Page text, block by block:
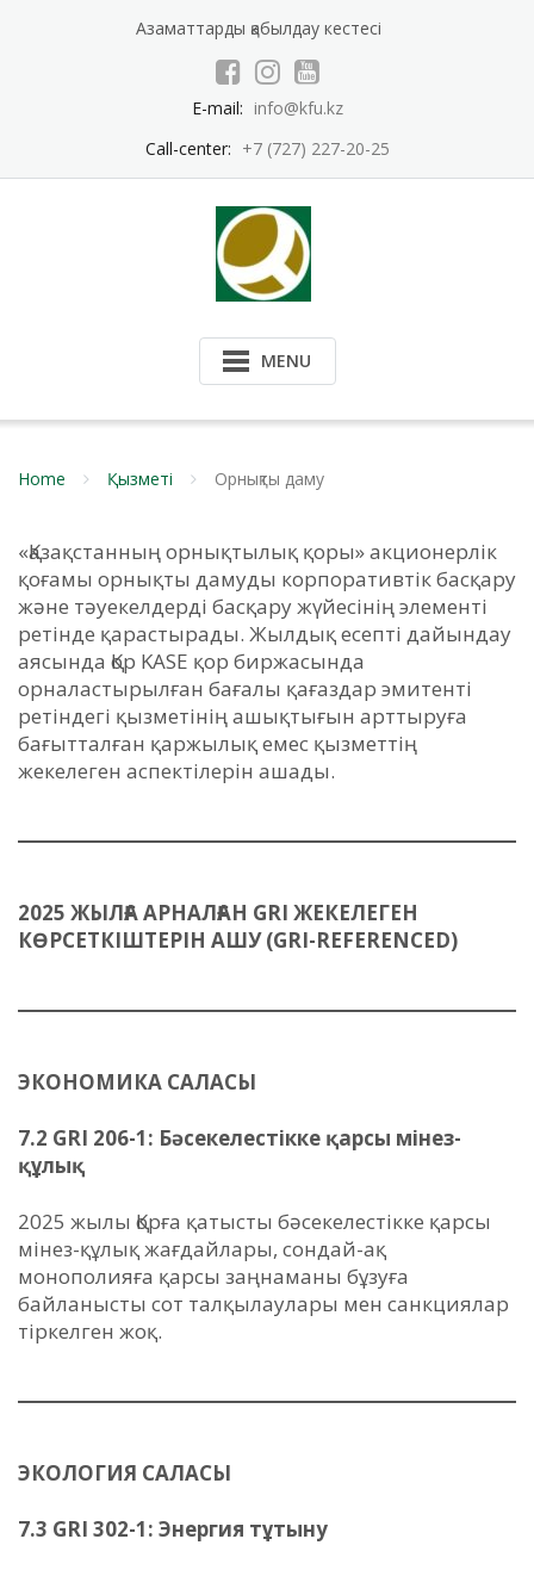
Азаматтарды қабылдау кестесі
E-mail: info@kfu.kz
Call-center: +7 (727) 227-20-25
MENU
Home Қызметі Орнықты даму
«Қазақстанның орнықтылық қоры» акционерлік
қоғамы орнықты дамуды корпоративтік басқару
және тәуекелдерді басқару жүйесінің элементі
ретінде қарастырады. Жылдық есепті дайындау
аясында Қор KASE қор биржасында
орналастырылған бағалы қағаздар эмитенті
ретіндегі қызметінің ашықтығын арттыруға
бағытталған қаржылық емес қызметтің
жекелеген аспектілерін ашады.
2025 ЖЫЛҒА АРНАЛҒАН GRI ЖЕКЕЛЕГЕН
КӨРСЕТКІШТЕРІН АШУ (GRI-REFERENCED)
ЭКОНОМИКА САЛАСЫ
7.2 GRI 206-1: Бәсекелестікке қарсы мінез-
құлық
2025 жылы Қорға қатысты бәсекелестікке қарсы
мінез-құлық жағдайлары, сондай-ақ
монополияға қарсы заңнаманы бұзуға
байланысты сот талқылаулары мен санкциялар
тіркелген жоқ.
ЭКОЛОГИЯ САЛАСЫ
7.3 GRI 302-1: Энергия тұтыну